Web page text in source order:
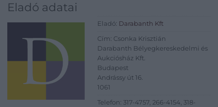
Eladó adatai
Eladó: Darabanth Kft
Cím: Csonka Krisztián
Darabanth Bélyegkereskedelmi és
Aukciósház Kft.
Budapest
Andrássy út 16.
1061
Telefon: 317-4757, 266-4154, 318-